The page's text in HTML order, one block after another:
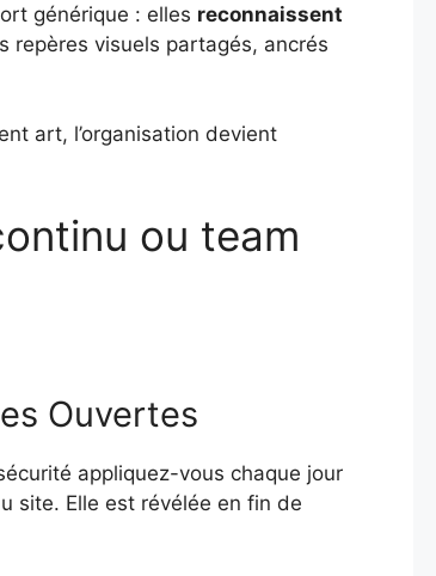
générique : elles reconnaissent
repères visuels partagés, ancrés
art, l’organisation devient
ou team
Ouvertes
appliquez-vous chaque jour
site. Elle est révélée en fin de